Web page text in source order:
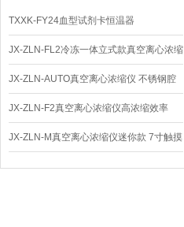
TXXK-FY24血型试剂卡恒温器
JX-ZLN-FL2冷冻一体立式款真空离心浓缩
仪 低温功能
JX-ZLN-AUTO真空离心浓缩仪 不锈钢腔
体
JX-ZLN-F2真空离心浓缩仪高浓缩效率
JX-ZLN-M真空离心浓缩仪迷你款 7寸触摸
屏